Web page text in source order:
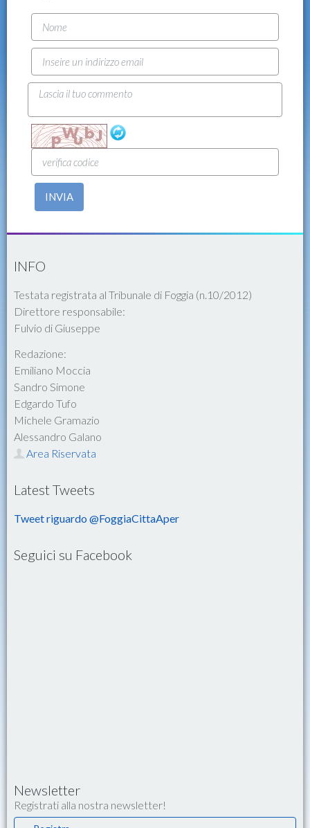
INVIA
INFO
Testata registrata al Tribunale di Foggia (n.10/2012)
Direttore responsabile:
Fulvio di Giuseppe
Redazione:
Emiliano Moccia
Sandro Simone
Edgardo Tufo
Michele Gramazio
Alessandro Galano
Area Riservata
Latest Tweets
Tweet riguardo @FoggiaCittaAper
Seguici su Facebook
Newsletter
Registrati alla nostra newsletter!